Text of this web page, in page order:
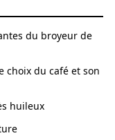
du broyeur de
choix du café et son
huileux